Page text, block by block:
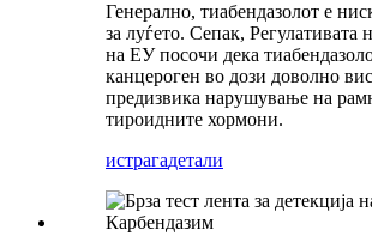
Генерално, тиабендазолот е
за луѓето. Сепак, Регулативата
на ЕУ посочи дека
канцероген во дози доволно
предизвика нарушување на
тироидните хормони.
истрагадетали